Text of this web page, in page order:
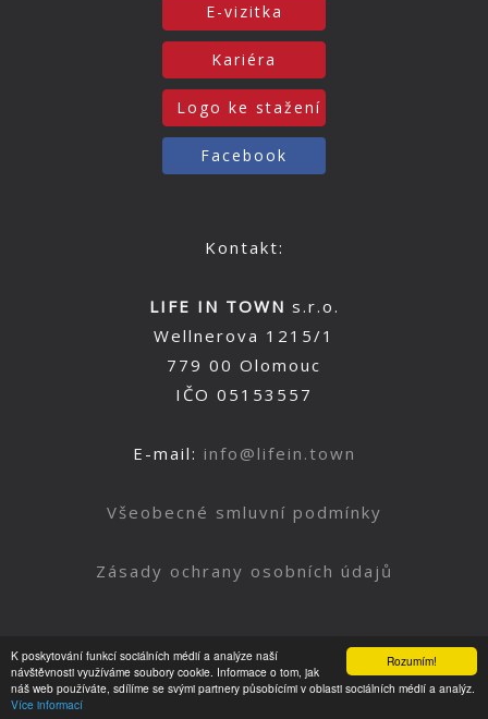
Rozumím!
K poskytování funkcí sociálních médií a analýze naší
návštěvnosti využíváme soubory cookie. Informace o tom, jak
náš web používáte, sdílíme se svými partnery působícími v oblasti sociálních médií a analýz.
Více informací
E-vizitka
Kariéra
Logo ke stažení
Facebook
Kontakt:
LIFE IN TOWN s.r.o.
Wellnerova 1215/1
779 00 Olomouc
IČO 05153557
E-mail: info@lifein.town
Všeobecné smluvní podmínky
Zásady ochrany osobních údajů
Nahoru